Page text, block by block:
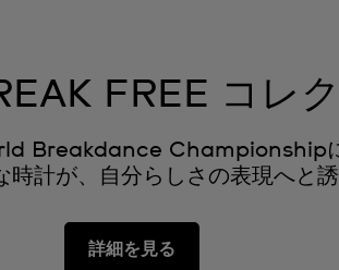
FREE コレ
Breakdance Championship
時計が、自分らしさの表現へと誘
詳細を見る